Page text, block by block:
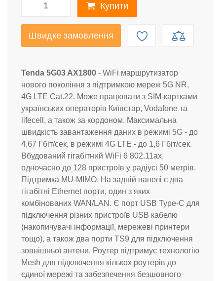
Купити
Швидке замовлення
Tenda 5G03 AX1800 - WiFi маршрутизатор
нового покоління з підтримкою мереж 5G NR,
4G LTE Cat.22. Може працювати з SIM-картками
українських операторів Київстар, Vodafone та
lifecell, а також за кордоном. Максимальна
швидкість завантаження даних в режимі 5G - до
4,67 Гбіт/сек, в режимі 4G LTE - до 1,6 Гбіт/сек.
Вбудований гігабітний WiFi 6 802.11ax,
одночасно до 128 пристроїв у радіусі 50 метрів.
Підтримка MU-MIMO. На задній панелі є два
гігабітні Ethernet порти, один з яких
комбінованих WAN/LAN. Є порт USB Type-C для
підключення різних пристроїв USB кабелю
(накопичувачі інформації, мережеві принтери
тощо), а також два порти TS9 для підключення
зовнішньої антени. Роутер підтримує технологію
Mesh для підключення кількох роутерів до
єдиної мережі та забезпечення безшовного